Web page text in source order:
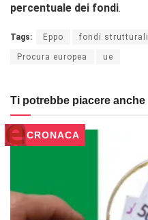
percentuale dei fondi.
Tags: Eppo fondi strutturali
Procura europea ue
Ti potrebbe piacere anche
CRONACA